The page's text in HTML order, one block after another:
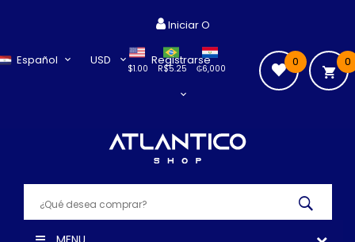
Español USD
$1.00 ₲6,000
R$5.25
Iniciar O
Registrarse 0
0